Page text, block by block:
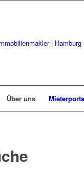
Über uns